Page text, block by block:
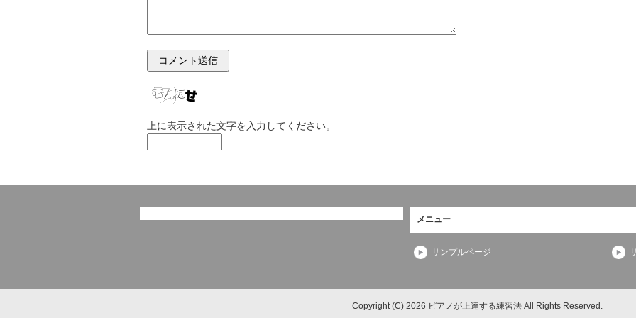
上に表示された文字を入力してください。
メニュー
サンプルページ
Copyright (C) 2026 ピアノが上達する練習法 All Rights Reserved.